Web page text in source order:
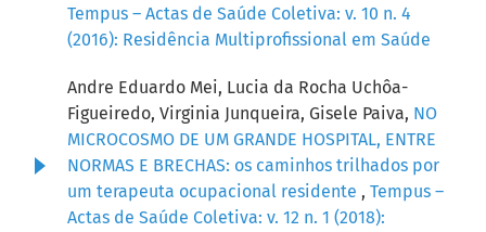
Tempus – Actas de Saúde Coletiva: v. 10 n. 4
(2016): Residência Multiprofissional em Saúde
Andre Eduardo Mei, Lucia da Rocha Uchôa-
Figueiredo, Virginia Junqueira, Gisele Paiva, NO
MICROCOSMO DE UM GRANDE HOSPITAL, ENTRE
NORMAS E BRECHAS: os caminhos trilhados por
um terapeuta ocupacional residente , Tempus –
Actas de Saúde Coletiva: v. 12 n. 1 (2018):